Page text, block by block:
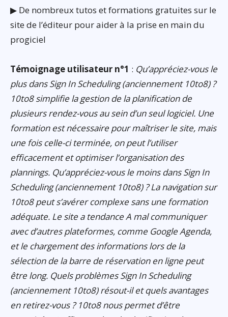
▶ De nombreux tutos et formations gratuites sur le
site de l’éditeur pour aider à la prise en main du
progiciel
Témoignage utilisateur n°1 : Qu’appréciez-vous le
plus dans Sign In Scheduling (anciennement 10to8) ?
10to8 simplifie la gestion de la planification de
plusieurs rendez-vous au sein d’un seul logiciel. Une
formation est nécessaire pour maîtriser le site, mais
une fois celle-ci terminée, on peut l’utiliser
efficacement et optimiser l’organisation des
plannings. Qu’appréciez-vous le moins dans Sign In
Scheduling (anciennement 10to8) ? La navigation sur
10to8 peut s’avérer complexe sans une formation
adéquate. Le site a tendance A mal communiquer
avec d’autres plateformes, comme Google Agenda,
et le chargement des informations lors de la
sélection de la barre de réservation en ligne peut
être long. Quels problèmes Sign In Scheduling
(anciennement 10to8) résout-il et quels avantages
en retirez-vous ? 10to8 nous permet d’être